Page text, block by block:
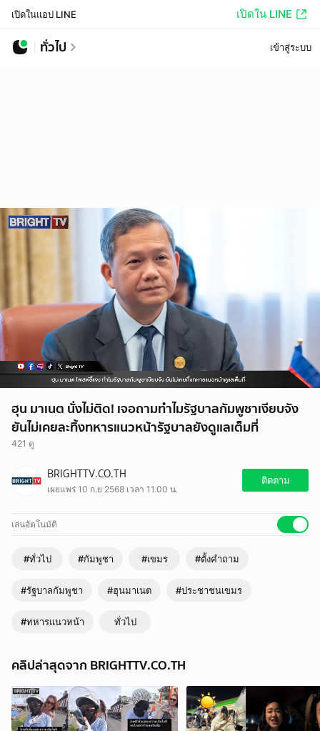
เปิดในแอป LINE เปิดใน LINE
ทั่วไป เข้าสู่ระบบ
ฮุน มาเนต นั่งไม่ติด! เจอถามทําไมรัฐบาลกัมพูชาเงียบจัง
ยันไม่เคยละทิ้งทหารแนวหน้ารัฐบาลยังดูแลเต็มที่
421 ดู
BRIGHTTV.CO.TH
เผยแพร่ 10 ก.ย 2568 เวลา 11.00 น.
ติดตาม
เล่นอัตโนมัติ
#ทั่วไป #กัมพูชา #เขมร #ตั้งคำถาม
#รัฐบาลกัมพูชา #ฮุนมาเนต #ประชาชนเขมร
#ทหารแนวหน้า ทั่วไป
คลิปล่าสุดจาก BRIGHTTV.CO.TH